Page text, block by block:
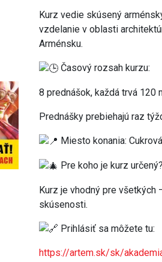
Kurz vedie skúsený
vzdelanie v oblasti
Arménsku.
Časový rozsah kurzu:
8 prednášok, každá trvá 120
Prednášky prebiehajú raz
Miesto konania:
Pre koho je kurz určený?
Kurz je vhodný pre všetkých
skúsenosti.
Prihlásiť sa môžete tu:
https://artem.sk/sk/